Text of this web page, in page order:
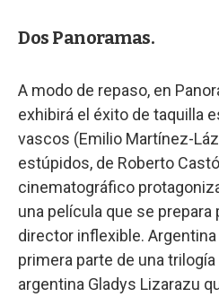
Dos Panoramas.
A modo de repaso, en
exhibirá el éxito de taquilla
vascos (Emilio Martínez-
estúpidos, de Roberto
cinematográfico
una película que se prepara
director inflexible. Argentina
primera parte de una
argentina Gladys Lizarazu